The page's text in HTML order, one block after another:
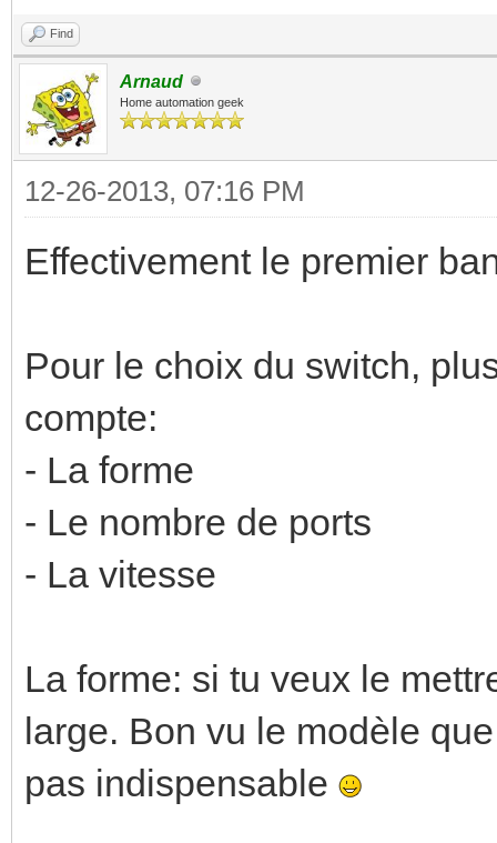
Find
Arnaud
Home automation geek
12-26-2013, 07:16 PM
Effectivement le premier
Pour le choix du switch,
compte:
- La forme
- Le nombre de ports
- La vitesse
La forme: si tu veux le
large. Bon vu le modèle
pas indispensable